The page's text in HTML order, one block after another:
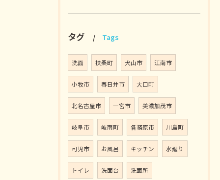
タグ Tags
洗面 扶桑町 犬山市 江南市
小牧市 春日井市 大口町
北名古屋市 一宮市 美濃加茂市
岐阜市 岐南町 各務原市 川島町
可児市 お風呂 キッチン 水廻り
トイレ 洗面台 洗面所